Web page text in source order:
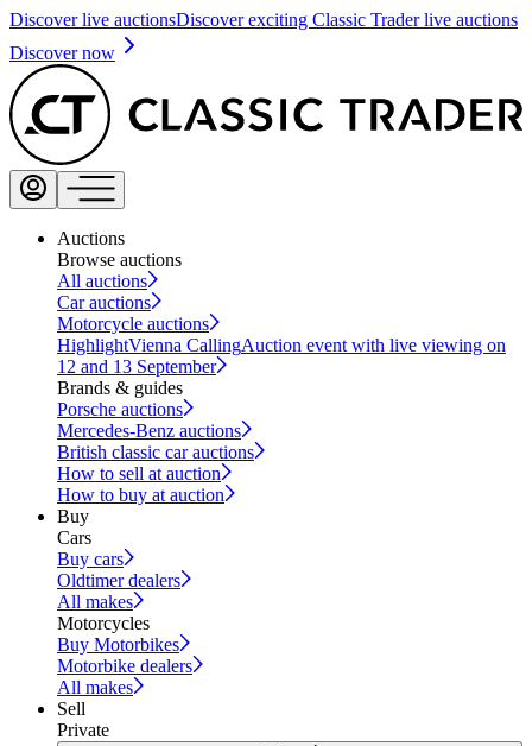
Discover live auctionsDiscover exciting Classic Trader live auctions
Discover now
Auctions
Browse auctions
All auctions
Car auctions
Motorcycle auctions
HighlightVienna CallingAuction event with live viewing on
12 and 13 September
Brands & guides
Porsche auctions
Mercedes-Benz auctions
British classic car auctions
How to sell at auction
How to buy at auction
Buy
Cars
Buy cars
Oldtimer dealers
All makes
Motorcycles
Buy Motorbikes
Motorbike dealers
All makes
Sell
Private